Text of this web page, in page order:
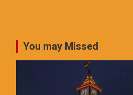
You may Missed